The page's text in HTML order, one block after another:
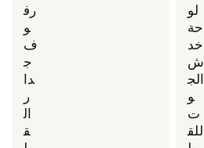
رف
و
ف
ج
دا
ر
ال
ق
لو
حة
خد
ش
الج
و
ت
للق